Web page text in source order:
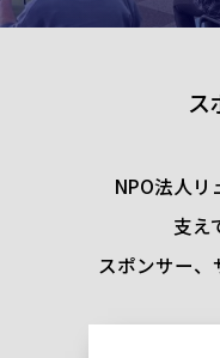
ス
NPO法人リ
支え
スポンサー、